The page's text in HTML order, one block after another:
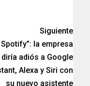
Siguiente
Spotify”: la empresa
diría adiós a Google
Alexa y Siri con
su nuevo asistente